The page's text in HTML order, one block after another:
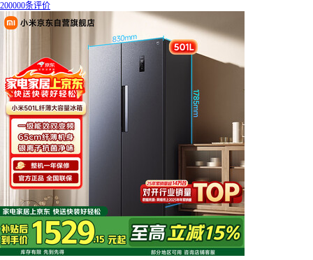
200000条评价